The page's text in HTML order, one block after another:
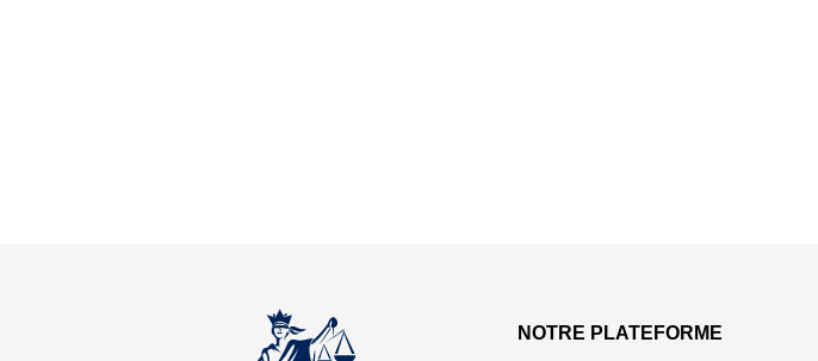
NOTRE PLATEFORME